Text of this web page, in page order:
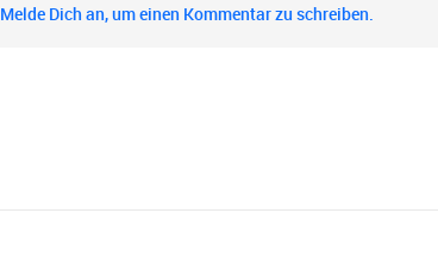
Melde Dich an, um einen Kommentar zu schreiben.